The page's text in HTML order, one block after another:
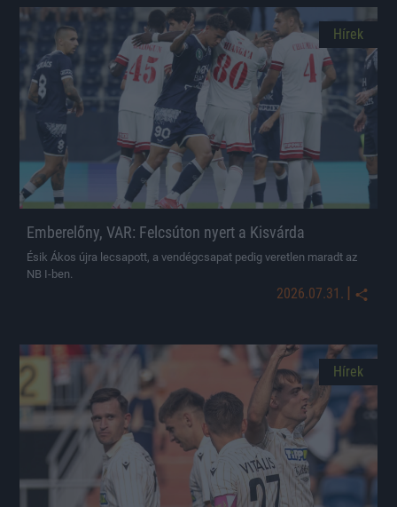
Hírek
Emberelőny, VAR: Felcsúton nyert a Kisvárda
Ésik Ákos újra lecsapott, a vendégcsapat pedig veretlen maradt az
NB I-ben.
2026.07.31. |
Hírek